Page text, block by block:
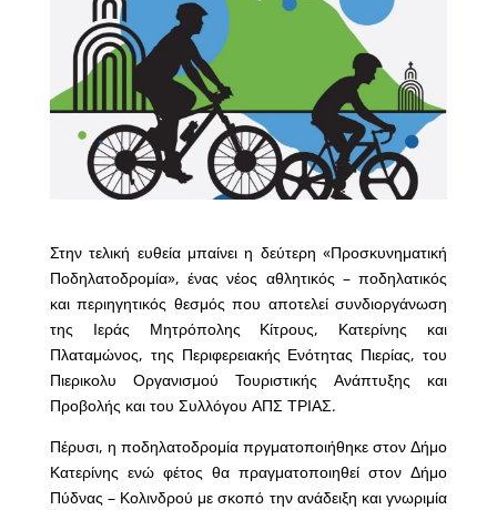
Στην τελική ευθεία μπαίνει η δεύτερη «Προσκυνηματική
Ποδηλατοδρομία», ένας νέος αθλητικός – ποδηλατικός
και περιηγητικός θεσμός που αποτελεί συνδιοργάνωση
της Ιεράς Μητρόπολης Κίτρους, Κατερίνης και
Πλαταμώνος, της Περιφερειακής Ενότητας Πιερίας, του
Πιερικολυ Οργανισμού Τουριστικής Ανάπτυξης και
Προβολής και του Συλλόγου ΑΠΣ ΤΡΙΑΣ.
Πέρυσι, η ποδηλατοδρομία πργματοποιήθηκε στον Δήμο
Κατερίνης ενώ φέτος θα πραγματοποιηθεί στον Δήμο
Πύδνας – Κολινδρού με σκοπό την ανάδειξη και γνωριμία